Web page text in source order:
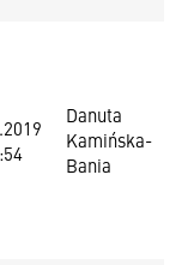
Danuta
Kamińska-
Bania